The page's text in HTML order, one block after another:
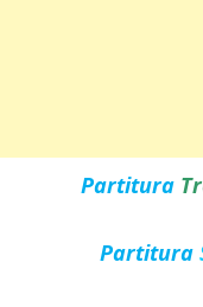
Partitura
Partitura